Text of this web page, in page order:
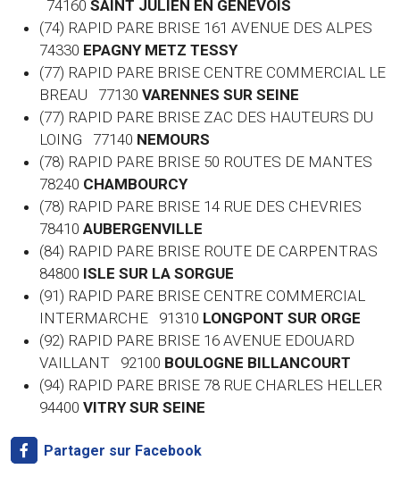
74160 SAINT JULIEN EN GENEVOIS
(74) RAPID PARE BRISE 161 AVENUE DES ALPES
74330 EPAGNY METZ TESSY
(77) RAPID PARE BRISE CENTRE COMMERCIAL LE
BREAU 77130 VARENNES SUR SEINE
(77) RAPID PARE BRISE ZAC DES HAUTEURS DU
LOING 77140 NEMOURS
(78) RAPID PARE BRISE 50 ROUTES DE MANTES
78240 CHAMBOURCY
(78) RAPID PARE BRISE 14 RUE DES CHEVRIES
78410 AUBERGENVILLE
(84) RAPID PARE BRISE ROUTE DE CARPENTRAS
84800 ISLE SUR LA SORGUE
(91) RAPID PARE BRISE CENTRE COMMERCIAL
INTERMARCHE 91310 LONGPONT SUR ORGE
(92) RAPID PARE BRISE 16 AVENUE EDOUARD
VAILLANT 92100 BOULOGNE BILLANCOURT
(94) RAPID PARE BRISE 78 RUE CHARLES HELLER
94400 VITRY SUR SEINE
Partager sur Facebook